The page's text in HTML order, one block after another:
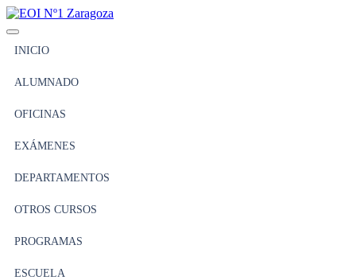
INICIO
ALUMNADO
OFICINAS
EXÁMENES
DEPARTAMENTOS
OTROS CURSOS
PROGRAMAS
ESCUELA